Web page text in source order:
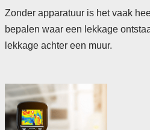
Zonder apparatuur is het vaak
bepalen waar een lekkage
lekkage achter een muur.